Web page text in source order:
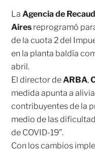
LaAgencia de
Aires reprogramó
de la cuota 2 del
en la planta baldía
abril.
El director deARBA,
medida apunta a
contribuyentes de la
medio de las
de COVID-19”.
Con los cambios